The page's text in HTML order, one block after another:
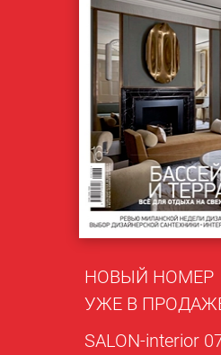
НОВЫЙ НОМЕР
УЖЕ В
SALON-interior